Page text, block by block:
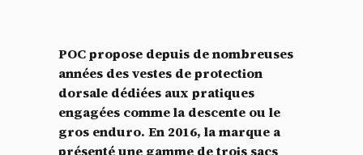
POC propose depuis de nombreuses
années des vestes de protection
dorsale dédiées aux pratiques
engagées comme la descente ou le
gros enduro. En 2016, la marque a
présenté une gamme de trois sacs